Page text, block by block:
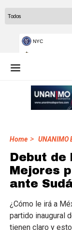
Home > UNANIMO
Debut de
Mejores
ante
¿Cómo le irá a
partido inaugural
tienen claro y